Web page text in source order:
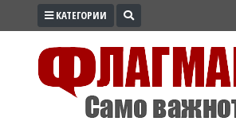
ПРОМО
КАТЕГОРИИ